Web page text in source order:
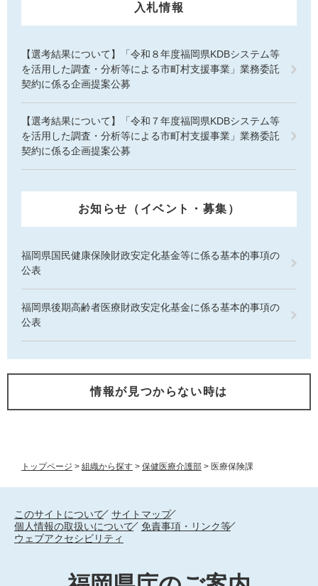
トップページ > 組織から探す > 保健医療介護部 > 医療保険課
入札情報
【選考結果について】「令和８年度福岡県KDBシステム等
を活用した調査・分析等による市町村支援事業」業務委託
契約に係る企画提案公募
【選考結果について】「令和７年度福岡県KDBシステム等
を活用した調査・分析等による市町村支援事業」業務委託
契約に係る企画提案公募
お知らせ（イベント・募集）
福岡県国民健康保険財政安定化基金等に係る基本的事項の
公表
福岡県後期高齢者医療財政安定化基金に係る基本的事項の
公表
情報が見つからない時は
このサイトについて
サイトマップ
個人情報の取扱いについて
免責事項・リンク等
ウェブアクセシビリティ